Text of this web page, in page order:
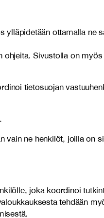
ottamalla ne
Sivustolla on
tietosuojan
ne henkilöt, joilla on
joka koordinoi
tehdään